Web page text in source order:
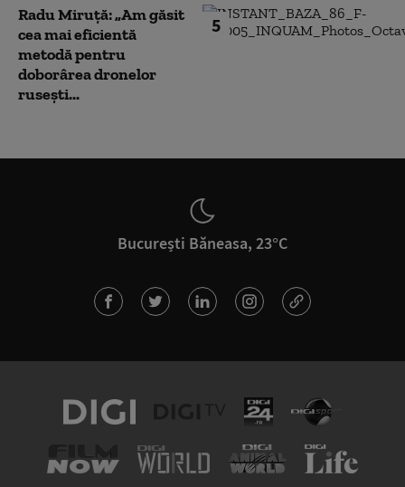
5
Radu Miruță: „Am găsit
cea mai eficientă
metodă pentru
doborârea dronelor
rusești...
București Băneasa, 23°C